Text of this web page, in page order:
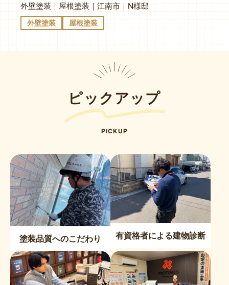
外壁塗装｜屋根塗装｜江南市｜N様邸
外壁塗装 屋根塗装
ピックアップ
PICKUP
塗装品質へのこだわり 有資格者による建物診断